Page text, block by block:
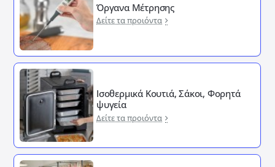
Όργανα Μέτρησης
Δείτε τα προιόντα
Ισοθερμικά Κουτιά, Σάκοι, Φορητά
ψυγεία
Δείτε τα προιόντα